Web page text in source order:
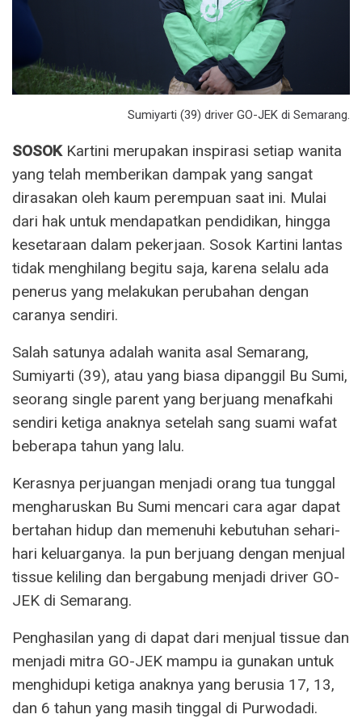
Sumiyarti (39) driver GO-JEK di Semarang.
SOSOKKartini merupakan inspirasi setiap wanita
yang telah memberikan dampak yang sangat
dirasakan oleh kaum perempuan saat ini. Mulai
dari hak untuk mendapatkan pendidikan, hingga
kesetaraan dalam pekerjaan. Sosok Kartini lantas
tidak menghilang begitu saja, karena selalu ada
penerus yang melakukan perubahan dengan
caranya sendiri.
Salah satunya adalah wanita asal Semarang,
Sumiyarti (39), atau yang biasa dipanggil Bu Sumi,
seorang single parent yang berjuang menafkahi
sendiri ketiga anaknya setelah sang suami wafat
beberapa tahun yang lalu.
Kerasnya perjuangan menjadi orang tua tunggal
mengharuskan Bu Sumi mencari cara agar dapat
bertahan hidup dan memenuhi kebutuhan sehari-
hari keluarganya. Ia pun berjuang dengan menjual
tissue keliling dan bergabung menjadi driver GO-
JEK di Semarang.
Penghasilan yang di dapat dari menjual tissue dan
menjadi mitra GO-JEK mampu ia gunakan untuk
menghidupi ketiga anaknya yang berusia 17, 13,
dan 6 tahun yang masih tinggal di Purwodadi.